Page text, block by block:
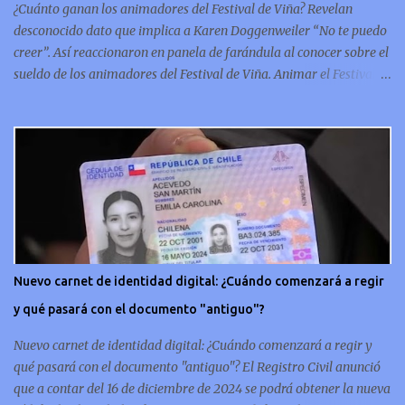
la hi...
¿Cuánto ganan los animadores del Festival de Viña? Revelan
desconocido dato que implica a Karen Doggenweiler “No te puedo
creer”. Así reaccionaron en panela de farándula al conocer sobre el
sueldo de los animadores del Festival de Viña. Animar el Festival
debería ser acorde. ¿Cuánto ganará Karen Doggenweiler y su
acompañante? Según se conoce hasta ahora, los animadores del
Festival de Viña del Mar no reciben un sueldo por su rol en el
evento. Al menos no un monto extra al que venían percibirndo por
contrato con su canal empleador. “A la Karen no le pagan, no le
pagan aparte. Hace rato que no pagan”, confirmó la periodista de
espectáculos, Cecilia Gutiérrez, en el programa Hay Que Decirlo
(Canal 13). “A mí la Tonka (Tomicic) me dijo que a ellos no le
pagaban”, complementó Willy Sabor. Nacho Gutiérrez aportó que,
Nuevo carnet de identidad digital: ¿Cuándo comenzará a regir
y qué pasará con el documento "antiguo"?
Nuevo carnet de identidad digital: ¿Cuándo comenzará a regir y
qué pasará con el documento "antiguo"? El Registro Civil anunció
que a contar del 16 de diciembre de 2024 se podrá obtener la nueva